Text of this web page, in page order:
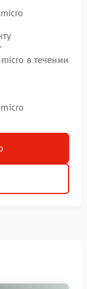
в течении